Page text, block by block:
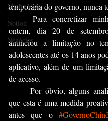
Minha Vida
Notion
Negócios
temporária do governo, nunca
	Para concretizar minhas suspeitas,
ontem, dia 20 de
anunciou a limitação no
adolescentes até os 14 anos
aplicativo, além de um
de acesso.
	Por óbvio, alguns analistas disseram
que esta é uma medida
antes que o